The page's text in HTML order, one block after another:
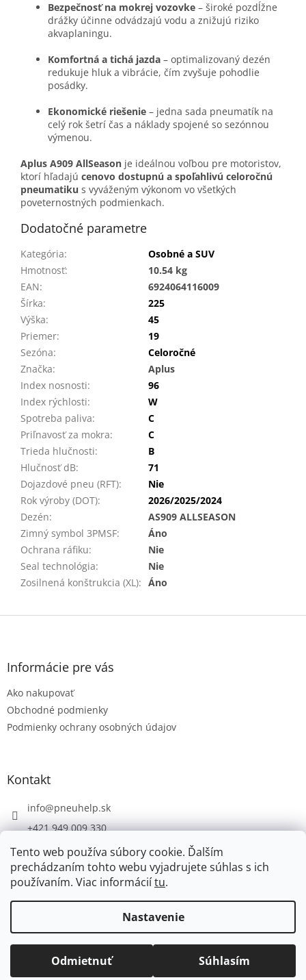
Tento web používa súbory cookie. Ďalším
prechádzaním tohto webu vyjadrujete súhlas s ich
používaním. Viac informáciítu.
Nastavenie
Odmietnuť Súhlasím
Bezpečnosť na mokrej vozovke – široké pozdĺžne
drážky účinne odvádzajú vodu a znižujú riziko
akvaplaningu.
Komfortná a tichá jazda – optimalizovaný dezén
redukuje hluk a vibrácie, čím zvyšuje pohodlie
posádky.
Ekonomické riešenie – jedna sada pneumatík na
celý rok šetrí čas a náklady spojené so sezónnou
výmenou.
Aplus A909 AllSeason je ideálnou voľbou pre motoristov,
ktorí hľadajú cenovo dostupnú a spoľahlivú celoročnú
pneumatiku s vyváženým výkonom vo všetkých
poveternostných podmienkach.
Dodatočné parametre
Kategória:
Osobné a SUV
Hmotnosť:
10.54 kg
EAN:
6924064116009
Šírka:
225
Výška:
45
Priemer:
19
Sezóna:
Celoročné
Značka:
Aplus
Index nosnosti:
96
Index rýchlosti:
W
Spotreba paliva:
C
Priľnavosť za mokra:
C
Trieda hlučnosti:
B
Hlučnosť dB:
71
Dojazdové pneu (RFT):
Nie
Rok výroby (DOT):
2026/2025/2024
Dezén:
AS909 ALLSEASON
Zimný symbol 3PMSF:
Áno
Ochrana ráfiku:
Nie
Seal technológia:
Nie
Zosilnená konštrukcia (XL): Áno
Z
Informácie pre vás
Ako nakupovať
Obchodné podmienky
Podmienky ochrany osobných údajov
Kontakt
info@pneuhelp.sk
+421 949 009 330
Copyright 2026PNEUHELP.SK. Všetky práva vyhradené.
Upraviť nastavenie cookies